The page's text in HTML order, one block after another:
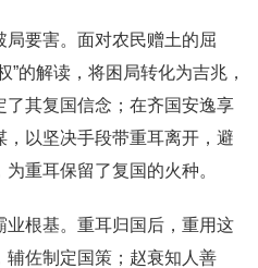
要害。面对农民赠土的屈
”的解读，将困局转化为吉兆，
了其复国信念；在齐国安逸享
以坚决手段带重耳离开，避
重耳保留了复国的火种。
根基。重耳归国后，重用这
佐制定国策；赵衰知人善